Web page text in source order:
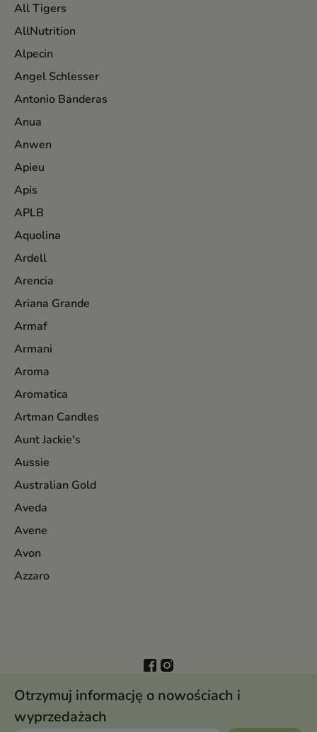
All Tigers
AllNutrition
Alpecin
Angel Schlesser
Antonio Banderas
Anua
Anwen
Apieu
Apis
APLB
Aquolina
Ardell
Arencia
Ariana Grande
Armaf
Armani
Aroma
Aromatica
Artman Candles
Aunt Jackie's
Aussie
Australian Gold
Aveda
Avene
Avon
Azzaro
Otrzymuj informację o nowościach i
wyprzedażach